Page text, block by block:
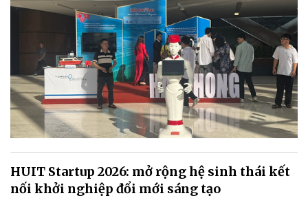
HUIT Startup 2026: mở rộng hệ sinh thái kết
nối khởi nghiệp đổi mới sáng tạo